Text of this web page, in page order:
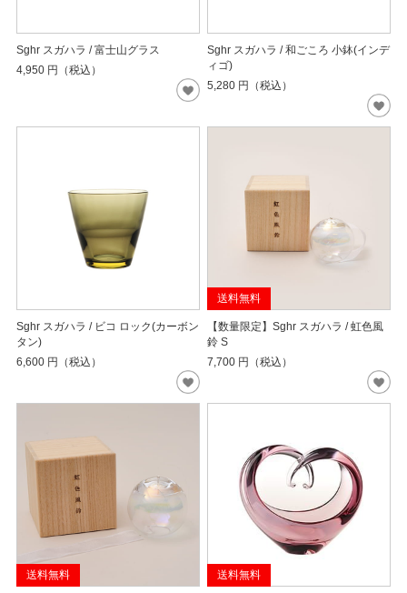
Sghr スガハラ / 富士山グラス
4,950 円（税込）
Sghr スガハラ / 和ごころ 小鉢(インデ
ィゴ)
5,280 円（税込）
Sghr スガハラ / ビコ ロック(カーボン
タン)
6,600 円（税込）
送料無料
【数量限定】Sghr スガハラ / 虹色風
鈴 S
7,700 円（税込）
送料無料 送料無料